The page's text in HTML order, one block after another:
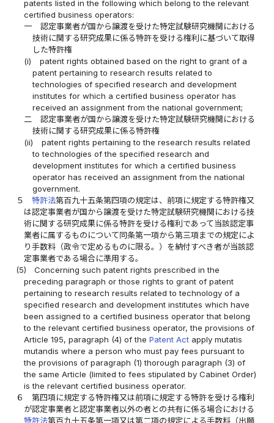
patents listed in the following which belong to the relevant
certified business operators:
一
認定事業者が国から譲渡を受けた特定試験研究機関における
技術に関する研究成果に係る特許を受ける権利に基づいて取得
した特許権
(i)
patent rights obtained based on the right to grant of a
patent pertaining to research results related to
technologies of specified research and development
institutes for which a certified business operator has
received an assignment from the national government;
二
認定事業者が国から譲渡を受けた特定試験研究機関における
技術に関する研究成果に係る特許権
(ii)
patent rights pertaining to the research results related
to technologies of the specified research and
development institutes for which a certified business
operator has received an assignment from the national
government.
５
特許法第百九十五条第四項の規定は、前項に規定する特許権又
は認定事業者が国から譲渡を受けた特定試験研究機関における技
術に関する研究成果に係る特許を受ける権利であって当該認定事
業者に属するものについて同条第一項から第三項までの規定によ
り手数料（政令で定めるものに限る。）を納付すべき者が当該認
定事業者である場合に準用する。
(5)
Concerning such patent rights prescribed in the
preceding paragraph or those rights to grant of patent
pertaining to research results related to technology of a
specified research and development institutes which have
been assigned to a certified business operator that belong
to the relevant certified business operator, the provisions of
Article 195, paragraph (4) of thePatent Act apply mutatis
mutandis where a person who must pay fees pursuant to
the provisions of paragraph (1) thorough paragraph (3) of
the same Article (limited to fees stipulated by Cabinet Order)
is the relevant certified business operator.
６
第四項に規定する特許権又は前項に規定する特許を受ける権利
が認定事業者と認定事業者以外の者との共有に係る場合における
特許法第百九十五条第一項又は第二項の規定による手数料（出願